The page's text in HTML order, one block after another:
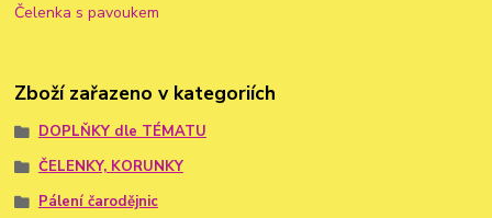
Čelenka s pavoukem
Zboží zařazeno v kategoriích
DOPLŇKY dle TÉMATU
ČELENKY, KORUNKY
Pálení čarodějnic